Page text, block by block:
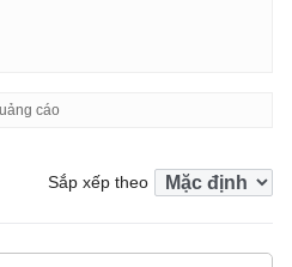
Sắp xếp theo